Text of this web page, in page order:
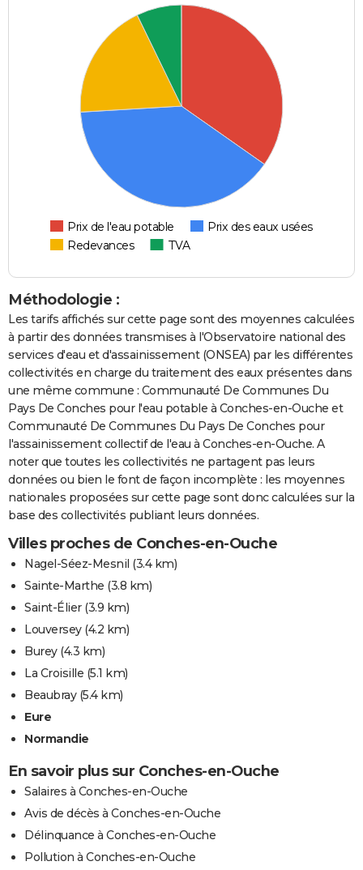
Prix de l'eau potable
Prix des eaux usées
Redevances
TVA
Méthodologie :
Les tarifs affichés sur cette page sont des moyennes calculées
à partir des données transmises à l'Observatoire national des
services d'eau et d'assainissement (ONSEA) par les différentes
collectivités en charge du traitement des eaux présentes dans
une même commune : Communauté De Communes Du
Pays De Conches pour l'eau potable à Conches-en-Ouche et
Communauté De Communes Du Pays De Conches pour
l'assainissement collectif de l'eau à Conches-en-Ouche. A
noter que toutes les collectivités ne partagent pas leurs
données ou bien le font de façon incomplète : les moyennes
nationales proposées sur cette page sont donc calculées sur la
base des collectivités publiant leurs données.
Villes proches de Conches-en-Ouche
Nagel-Séez-Mesnil (3.4 km)
Sainte-Marthe (3.8 km)
Saint-Élier(3.9 km)
Louversey(4.2 km)
Burey(4.3 km)
La Croisille (5.1 km)
Beaubray(5.4 km)
Eure
Normandie
En savoir plus sur Conches-en-Ouche
Salaires à Conches-en-Ouche
Avis de décès à Conches-en-Ouche
Délinquance à Conches-en-Ouche
Pollution à Conches-en-Ouche